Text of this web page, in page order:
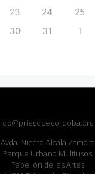
23 24 25
30 31 1
do@priegodecordoba.org
Avda. Niceto Alcalá Zamora
Parque Urbano Multiusos
Pabellón de las Artes